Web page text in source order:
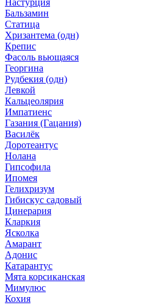
Настурция
Бальзамин
Статица
Хризантема (одн)
Крепис
Фасоль вьющаяся
Георгина
Рудбекия (одн)
Левкой
Кальцеолярия
Импатиенс
Газания (Гацания)
Василёк
Доротеантус
Нолана
Гипсофила
Ипомея
Гелихризум
Гибискус садовый
Цинерария
Кларкия
Ясколка
Амарант
Адонис
Катарантус
Мята корсиканская
Мимулюс
Кохия